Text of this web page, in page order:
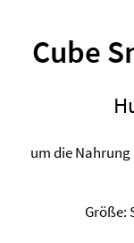
Cube
um die
Größe: